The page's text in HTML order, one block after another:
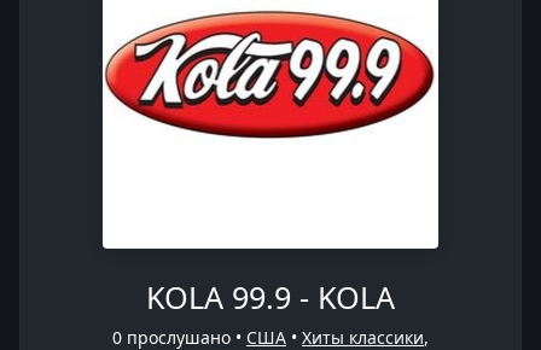
KOLA 99.9 - KOLA
0 прослушано • США • Хиты классики,